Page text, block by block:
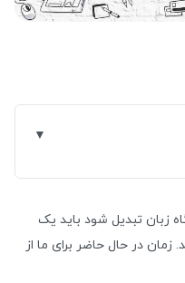
زبان تبدیل شود باید یک
در حال حاضر برای ما از